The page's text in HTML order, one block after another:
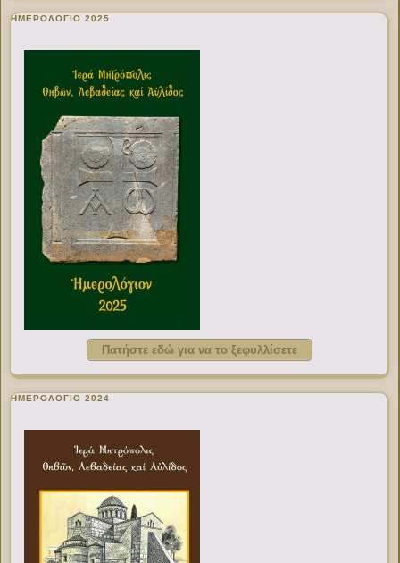
ΗΜΕΡΟΛΟΓΙΟ 2025
Πατήστε εδώ για να το ξεφυλλίσετε
ΗΜΕΡΟΛΟΓΙΟ 2024